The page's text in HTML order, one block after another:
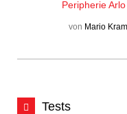
Peripherie
von Mario
Tests